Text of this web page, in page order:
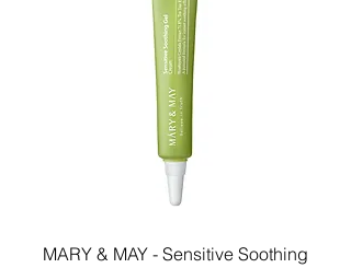
MARY & MAY - Sensitive Soothing